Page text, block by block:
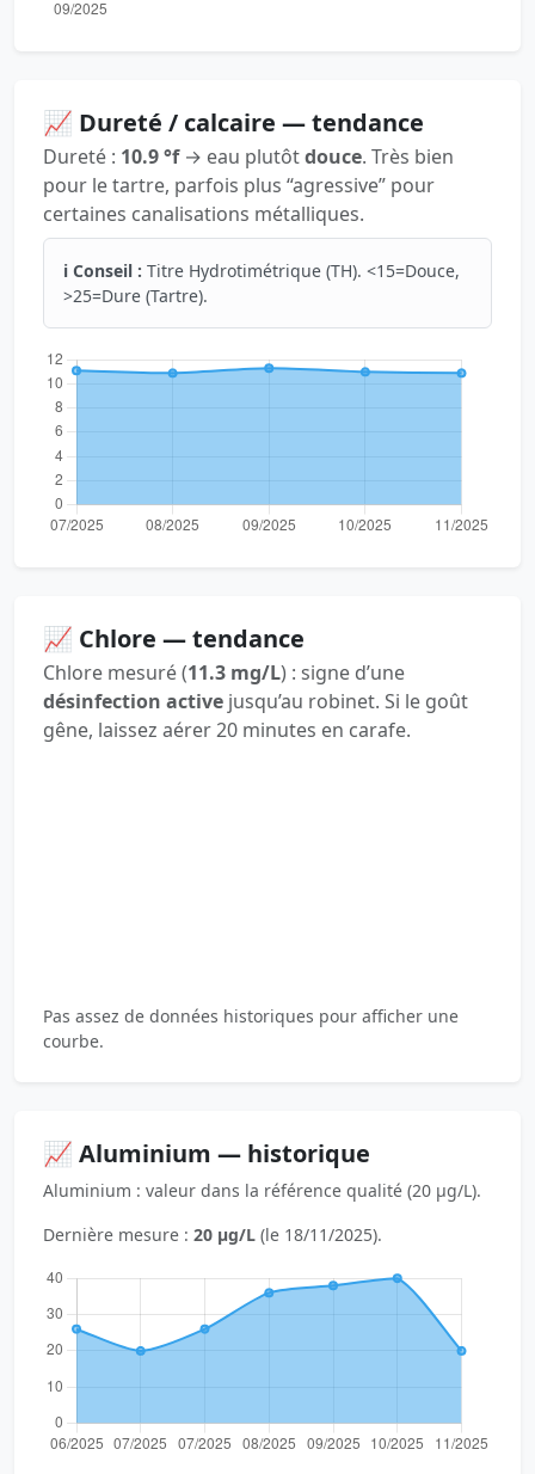
📈 Dureté / calcaire — tendance
Dureté : 10.9 °f→ eau plutôtdouce. Très bien
pour le tartre, parfois plus “agressive” pour
certaines canalisations métalliques.
ℹ️ Conseil : Titre Hydrotimétrique (TH). <15=Douce,
>25=Dure (Tartre).
📈 Chlore — tendance
Chlore mesuré (11.3 mg/L) : signe d’une
désinfection active jusqu’au robinet. Si le goût
gêne, laissez aérer 20 minutes en carafe.
Pas assez de données historiques pour afficher une
courbe.
📈 Aluminium — historique
Aluminium : valeur dans la référence qualité (20 µg/L).
Dernière mesure : 20 µg/L (le 18/11/2025).